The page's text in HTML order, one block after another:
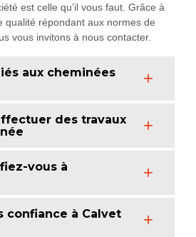
est celle qu’il vous faut. Grâce à
qualité répondant aux normes de
vous invitons à nous contacter.
aux cheminées
des travaux
vous à
confiance à Calvet